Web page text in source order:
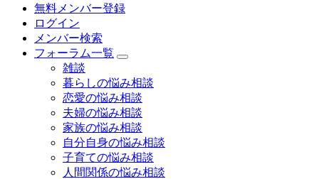
無料メンバー登録
ログイン
メンバー検索
フォーラム一覧
雑談
暮らしの悩み相談
恋愛の悩み相談
夫婦の悩み相談
家族の悩み相談
自分自身の悩み相談
子育ての悩み相談
人間関係の悩み相談